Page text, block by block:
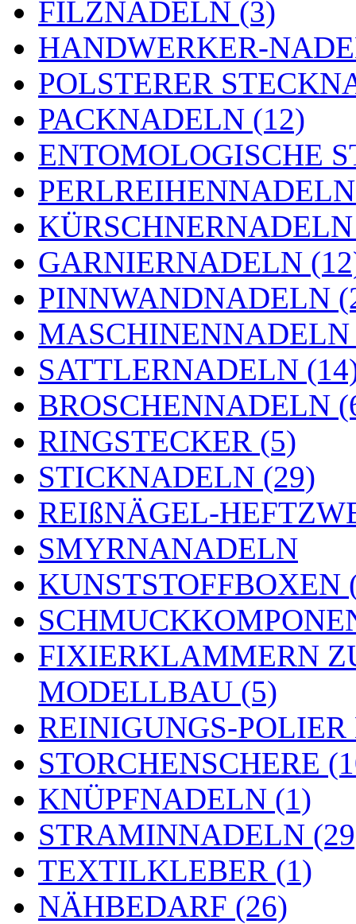
FILZNADELN (3)
HANDWERKER-
POLSTERER
PACKNADELN (12)
ENTOMOLOGISCHE
GARNIERNADELN
PINNWANDNADELN
MASCHINENNADELN
SATTLERNADELN
BROSCHENNADELN
RINGSTECKER (5)
STICKNADELN (29)
REIßNÄGEL-
SMYRNANADELN
KUNSTSTOFFBOXEN
FIXIERKLAMMERN
MODELLBAU (5)
REINIGUNGS-
STORCHENSCHERE
KNÜPFNADELN (1)
STRAMINNADELN
TEXTILKLEBER (1)
NÄHBEDARF (26)